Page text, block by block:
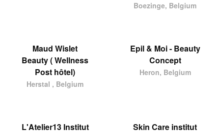
Boezinge, Belgium
Maud Wislet
Beauty ( Wellness
Post hôtel)
Herstal , Belgium
Epil & Moi - Beauty
Concept
Heron, Belgium
L'Atelier13 Institut Skin Care institut